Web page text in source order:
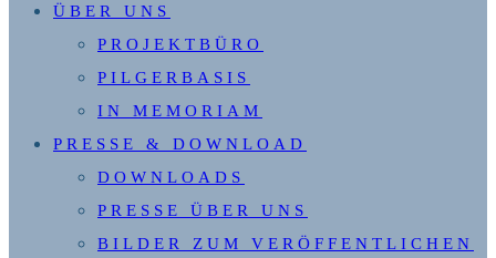
ÜBER UNS
PROJEKTBÜRO
PILGERBASIS
IN MEMORIAM
PRESSE & DOWNLOAD
DOWNLOADS
PRESSE ÜBER UNS
BILDER ZUM VERÖFFENTLICHEN